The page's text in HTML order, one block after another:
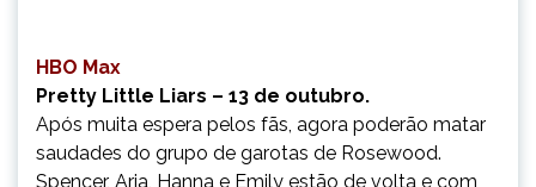
HBO Max
Pretty Little Liars – 13 de outubro.
Após muita espera pelos fãs, agora poderão matar
saudades do grupo de garotas de Rosewood.
Spencer, Aria, Hanna e Emily estão de volta e com